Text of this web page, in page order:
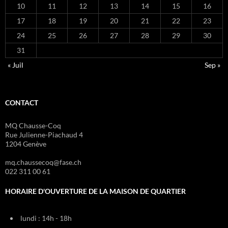
10
11 12 13 14 15
16
17
18 19 20 21 22
23
24
25 26 27 28 29
30
31
« Juil
Sep »
CONTACT
MQ Chausse-Coq
Rue Julienne-Piachaud 4
1204 Genève
mq.chaussecoq@fase.ch
022 311 00 61
HORAIRE D'OUVERTURE DE LA MAISON DE QUARTIER
lundi : 14h - 18h